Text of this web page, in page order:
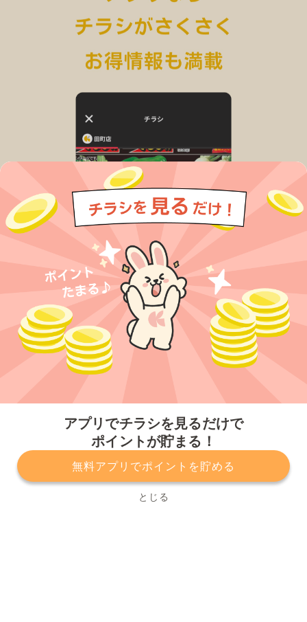
アプリでチラシを見るだけで
ポイントが貯まる！
無料アプリでポイントを貯める
とじる
プライバシーポリシー 利用規約
運営会社
サービスに関してのお問い合わせ